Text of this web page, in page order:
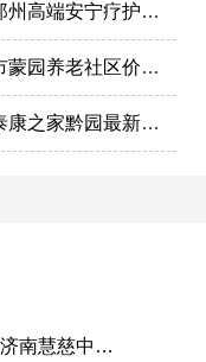
郑州泰康豫园临终关怀价格费用，郑州高端安宁疗护在哪里
内蒙古泰康之家蒙园最新消息，呼市蒙园养老社区价格表
贵阳黔园今日开始选房评估入住，泰康之家黔园最新动态
济南慧慈中医康养中心